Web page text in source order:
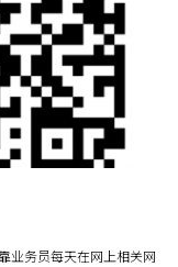
业务员每天在网上相关网